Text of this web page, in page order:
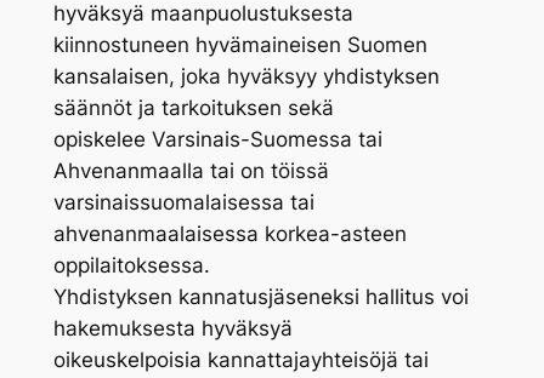
hyväksyä maanpuolustuksesta
kiinnostuneen hyvämaineisen Suomen
kansalaisen, joka hyväksyy yhdistyksen
säännöt ja tarkoituksen sekä
opiskelee Varsinais-Suomessa tai
Ahvenanmaalla tai on töissä
varsinaissuomalaisessa tai
ahvenanmaalaisessa korkea-asteen
oppilaitoksessa.
Yhdistyksen kannatusjäseneksi hallitus voi
hakemuksesta hyväksyä
oikeuskelpoisia kannattajayhteisöjä tai